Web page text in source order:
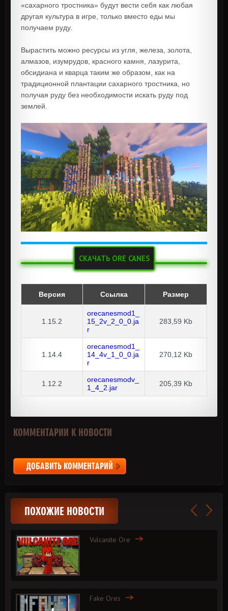
«сахарного тростника» будут вести себя как любая
другая культура в игре, только вместо еды мы
получаем руду.
Вырастить можно ресурсы из угля, железа, золота,
алмазов, изумрудов, красного камня, лазурита,
обсидиана и кварца таким же образом, как на
традиционной плантации сахарного тростника, но
получая руду без необходимости искать руду под
землей.
СКАЧАТЬ ORE CANES
Версия Ссылка Размер
1.15.2
orecanesmod1_
15_2v_2_0_0.ja
r
283,59 Kb
1.14.4
orecanesmod1_
14_4v_1_0_0.ja
r
270,12 Kb
1.12.2
orecanesmodv_
1_4_2.jar
205,39 Kb
КОММЕНТАРИИ К НОВОСТИ
ДОБАВИТЬ КОММЕНТАРИЙ
ПОХОЖИЕ НОВОСТИ
Vulcanite Ore
Fake Ores